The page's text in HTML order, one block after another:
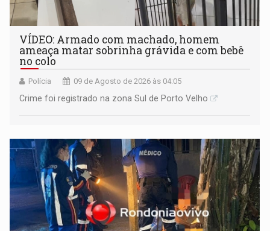
VÍDEO: Armado com machado, homem
ameaça matar sobrinha grávida e com bebê
no colo
Polícia 09 de Agosto de 2026 às 04:05
Crime foi registrado na zona Sul de Porto Velho